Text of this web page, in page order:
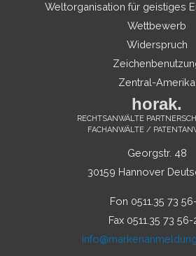
Weltorganisation für geistiges
Wettbewerb
Widerspruch
Zentral-Amerika
horak.
RECHTSANWÄLTE
FACHANWÄLTE /
Georgstr. 48
30159 Hannover
Fon 0511.35 73
Fax 0511.35 73 56-